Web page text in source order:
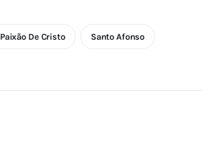
Paixão De Cristo Santo Afonso